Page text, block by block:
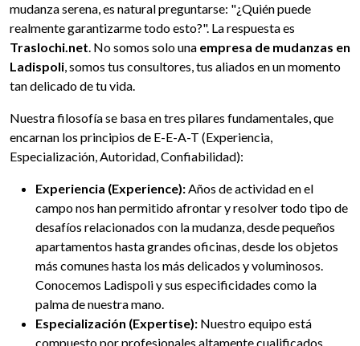
mudanza serena, es natural preguntarse: "¿Quién puede
realmente garantizarme todo esto?". La respuesta es
Traslochi.net. No somos solo una empresa de mudanzas en
Ladispoli, somos tus consultores, tus aliados en un momento
tan delicado de tu vida.
Nuestra filosofía se basa en tres pilares fundamentales, que
encarnan los principios de E-E-A-T (Experiencia,
Especialización, Autoridad, Confiabilidad):
Experiencia (Experience):Años de actividad en el
campo nos han permitido afrontar y resolver todo tipo de
desafíos relacionados con la mudanza, desde pequeños
apartamentos hasta grandes oficinas, desde los objetos
más comunes hasta los más delicados y voluminosos.
Conocemos Ladispoli y sus especificidades como la
palma de nuestra mano.
Especialización (Expertise): Nuestro equipo está
compuesto por profesionales altamente cualificados,